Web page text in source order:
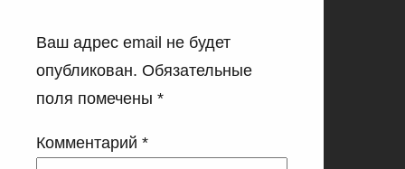
Ваш адрес email не будет
опубликован. Обязательные
поля помечены *
Комментарий *